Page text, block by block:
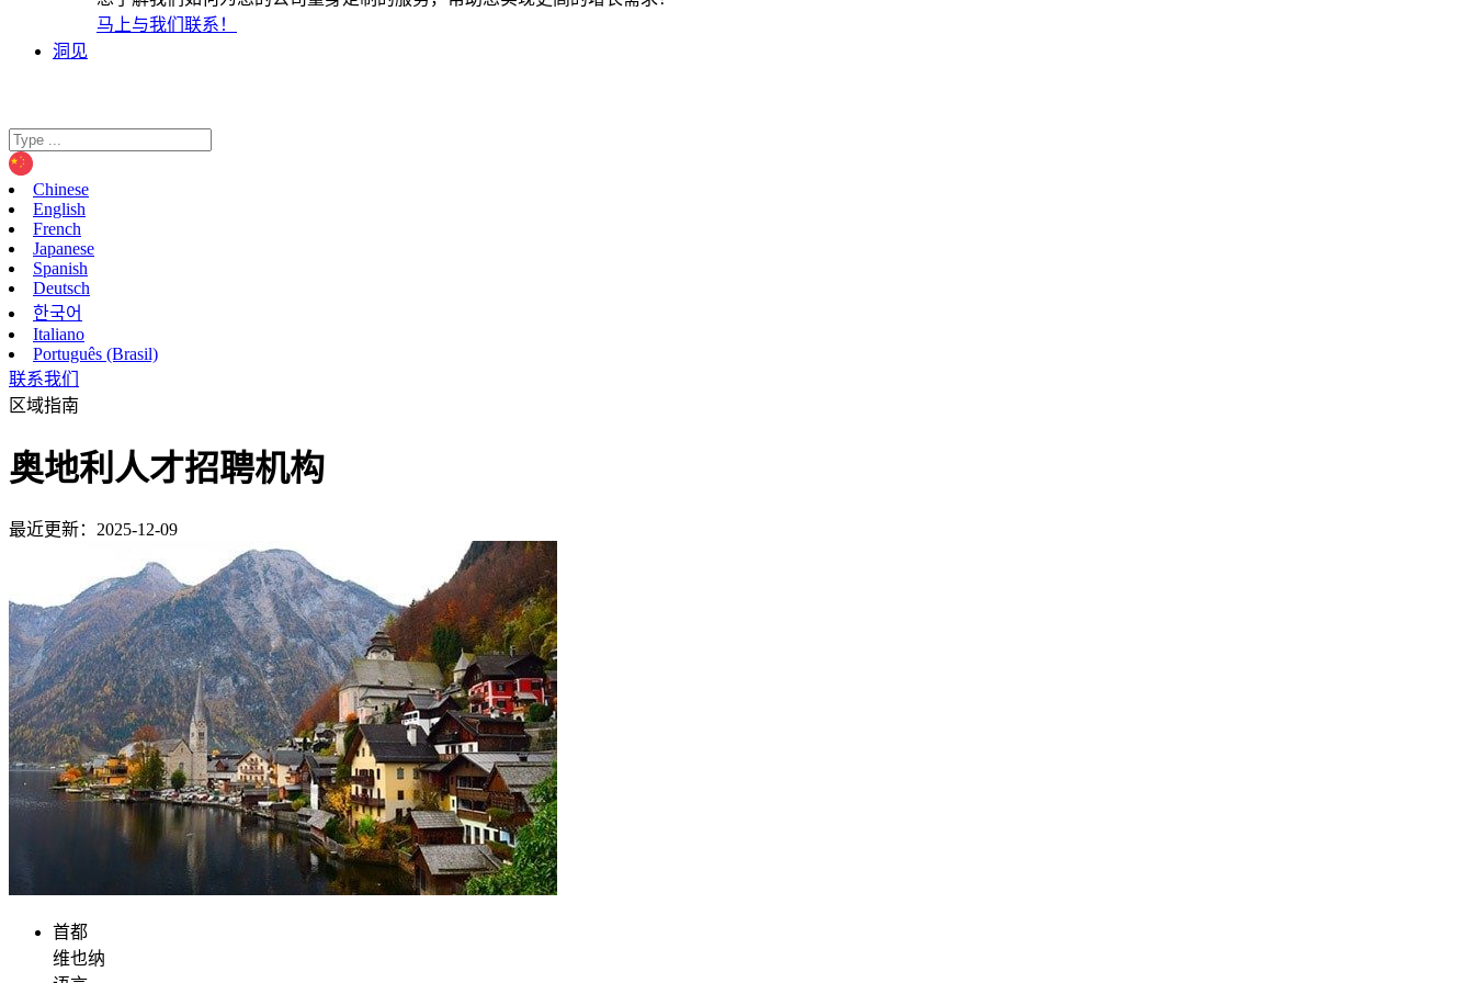
马上与我们联系！
洞见
Chinese
English
French
Japanese
Spanish
Deutsch
한국어
Italiano
Português (Brasil)
联系我们
区域指南
奥地利人才招聘机构
最近更新：2025-12-09
首都
维也纳